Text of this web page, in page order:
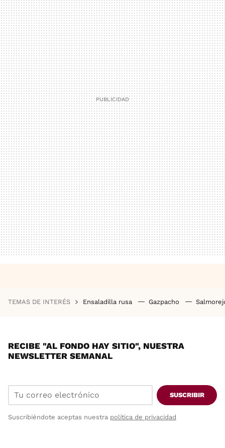
TEMAS DE INTERÉS Ensaladilla rusa Gazpacho
RECIBE "AL FONDO HAY SITIO", NUESTRA
NEWSLETTER SEMANAL
SUSCRIBIR
Suscribiéndote aceptas nuestra política de privacidad